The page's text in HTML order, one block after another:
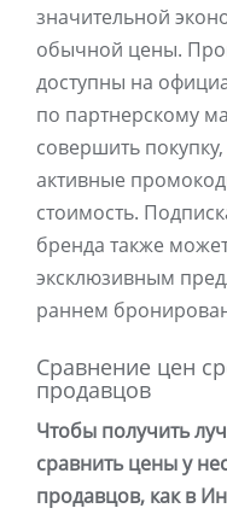
значительной
обычной цены.
доступны на
по партнерскому
совершить
активные
стоимость.
бренда также
эксклюзивным
раннем
Сравнение цен
продавцов
Чтобы получить
сравнить цены у
продавцов, как в